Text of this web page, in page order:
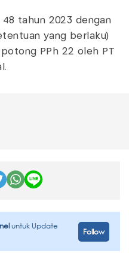
48 tahun 2023 dengan
yang berlaku)
PPh 22 oleh PT
untuk Update
Follow